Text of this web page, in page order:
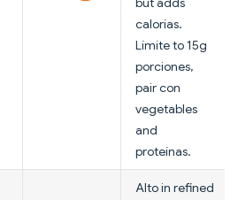
calorías.
Límite to 15g
porciones,
pair con
vegetables
and
proteínas.
Alto in refined